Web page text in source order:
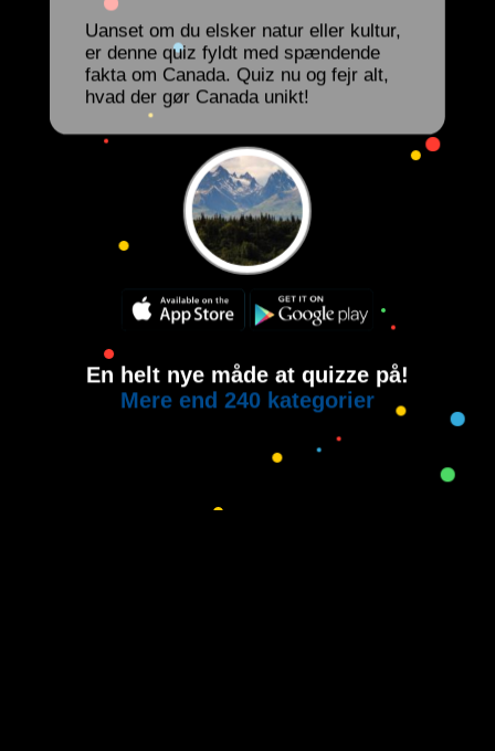
Uanset om du elsker natur eller kultur,
er denne quiz fyldt med spændende
fakta om Canada. Quiz nu og fejr alt,
hvad der gør Canada unikt!
En helt nye måde at quizze på!
Mere end 240 kategorier